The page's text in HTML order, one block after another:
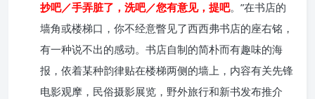
抄吧／手弄脏了，洗吧／您有意见，提吧。”在书店的
墙角或楼梯口，你不经意瞥见了西西弗书店的座右铭，
有一种说不出的感动。书店自制的简朴而有趣味的海
报，依着某种韵律贴在楼梯两侧的墙上，内容有关先锋
电影观摩，民俗摄影展览，野外旅行和新书发布推介